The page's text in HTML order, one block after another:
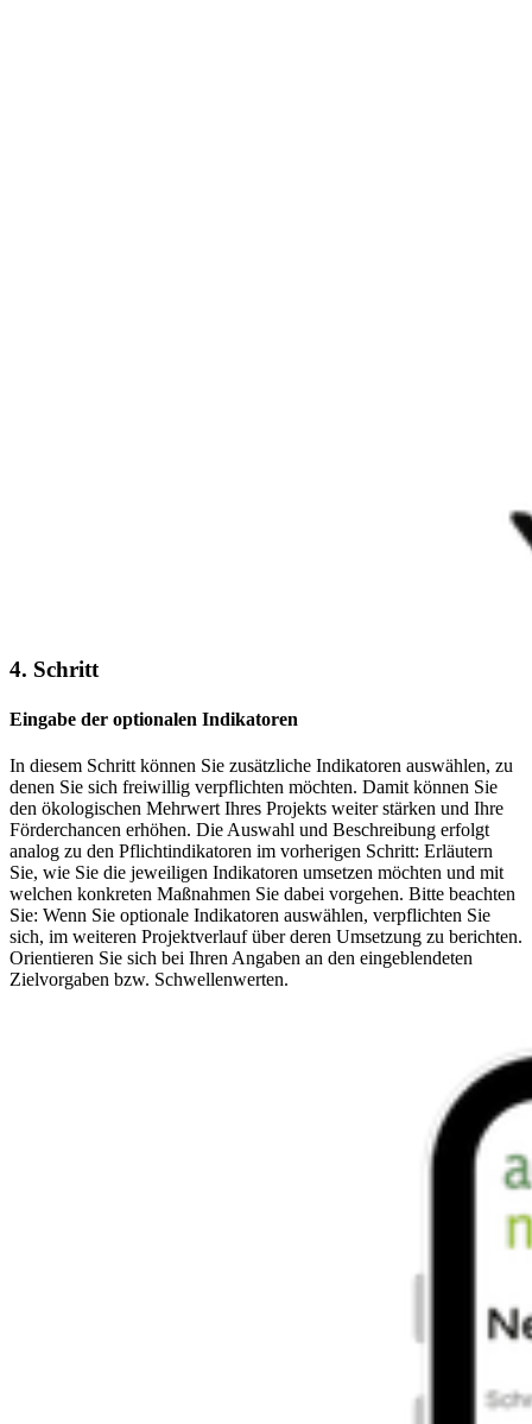
4. Schritt
Eingabe der optionalen Indikatoren
In diesem Schritt können Sie zusätzliche Indikatoren auswählen, zu
denen Sie sich freiwillig verpflichten möchten. Damit können Sie
den ökologischen Mehrwert Ihres Projekts weiter stärken und Ihre
Förderchancen erhöhen. Die Auswahl und Beschreibung erfolgt
analog zu den Pflichtindikatoren im vorherigen Schritt: Erläutern
Sie, wie Sie die jeweiligen Indikatoren umsetzen möchten und mit
welchen konkreten Maßnahmen Sie dabei vorgehen. Bitte beachten
Sie: Wenn Sie optionale Indikatoren auswählen, verpflichten Sie
sich, im weiteren Projektverlauf über deren Umsetzung zu berichten.
Orientieren Sie sich bei Ihren Angaben an den eingeblendeten
Zielvorgaben bzw. Schwellenwerten.